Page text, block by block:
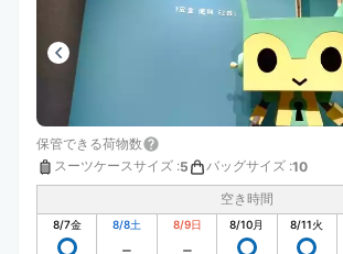
保管できる荷物数
スーツケースサイズ :5 バッグサイズ :10
空き時間
8/7金 8/8土 8/9日 8/10月 8/11火